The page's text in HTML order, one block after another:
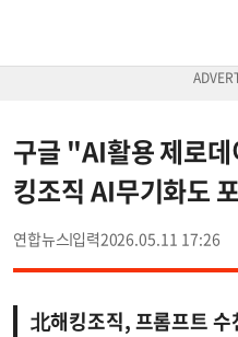
구글 "AI활용 제로
킹조직 AI무기화도
연합뉴스 2026.05.11 17:26
北해킹조직, 프롬프트